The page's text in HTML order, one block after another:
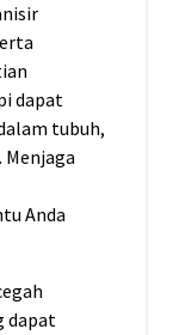
dapat
tubuh,
Menjaga
Anda
dapat